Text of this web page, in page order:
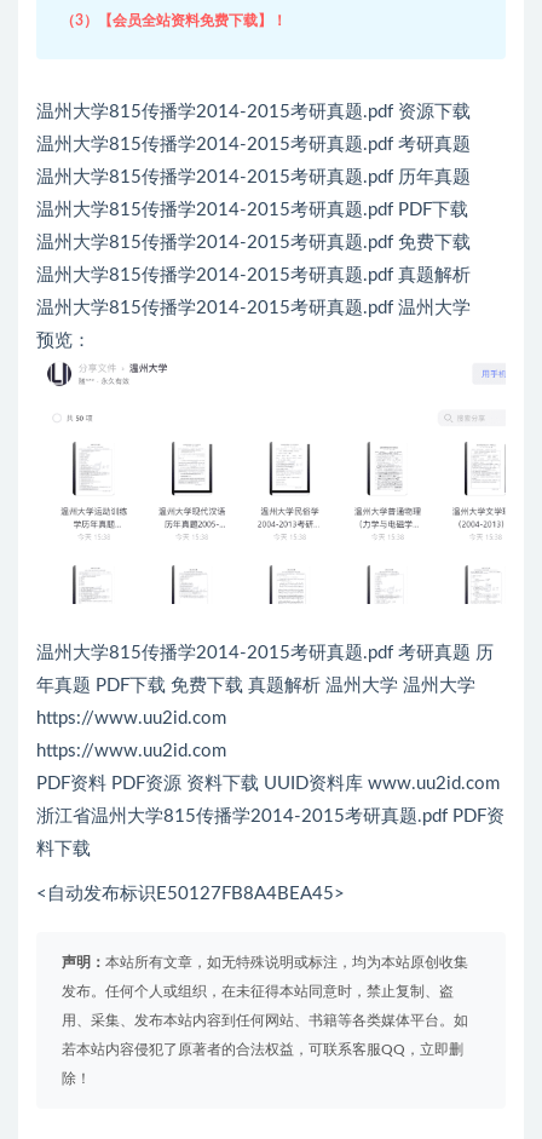
（3）【会员全站资料免费下载】！
温州大学815传播学2014-2015考研真题.pdf 资源下载
温州大学815传播学2014-2015考研真题.pdf 考研真题
温州大学815传播学2014-2015考研真题.pdf 历年真题
温州大学815传播学2014-2015考研真题.pdf PDF下载
温州大学815传播学2014-2015考研真题.pdf 免费下载
温州大学815传播学2014-2015考研真题.pdf 真题解析
温州大学815传播学2014-2015考研真题.pdf 温州大学
预览：
温州大学815传播学2014-2015考研真题.pdf 考研真题 历
年真题 PDF下载 免费下载 真题解析 温州大学 温州大学
https://www.uu2id.com
https://www.uu2id.com
PDF资料 PDF资源 资料下载 UUID资料库 www.uu2id.com
浙江省温州大学815传播学2014-2015考研真题.pdf PDF资
料下载
<自动发布标识E50127FB8A4BEA45>
声明： 本站所有文章，如无特殊说明或标注，均为本站原创收集
发布。任何个人或组织，在未征得本站同意时，禁止复制、盗
用、采集、发布本站内容到任何网站、书籍等各类媒体平台。如
若本站内容侵犯了原著者的合法权益，可联系客服QQ，立即删
除！